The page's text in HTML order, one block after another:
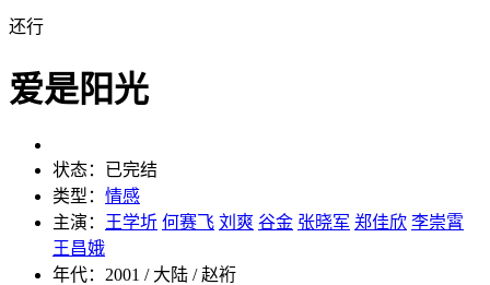
还行
爱是阳光
状态： 已完结
类型： 情感
主演：
王学圻 何赛飞 刘爽 谷金 张晓军 郑佳欣 李崇霄
王昌娥
年代： 2001 / 大陆 / 赵裄